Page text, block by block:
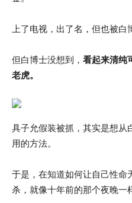
上了电视，出了名，但也被白
但白博士没想到， 看起来清纯
老虎。
具子允假装被抓，其实是想从
用的方法。
于是，在知道如何让自己性命
杀，就像十年前的那个夜晚一